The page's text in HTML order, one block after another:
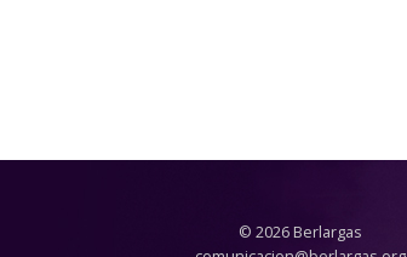
© 2026 Berlargas